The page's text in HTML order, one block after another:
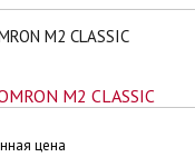
M2 CLASSIC
цена